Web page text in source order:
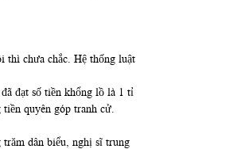
thì chưa chắc. Hệ thống luật
đạt số tiền khổng lồ là 1 tỉ
quyên góp tranh cử.
trăm dân biểu, nghị sĩ trung